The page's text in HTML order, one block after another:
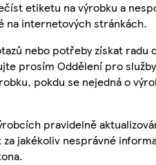
etiketu na výrobku a
na internetových stránkách.
nebo potřeby získat radu
prosím Oddělení pro
pokdu se nejedná o
pravidelně
jakékoliv nesprávné